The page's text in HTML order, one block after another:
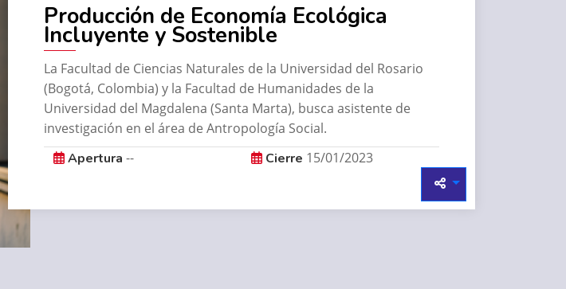
Producción de Economía Ecológica
Incluyente y Sostenible
La Facultad de Ciencias Naturales de la Universidad del Rosario
(Bogotá, Colombia) y la Facultad de Humanidades de la
Universidad del Magdalena (Santa Marta), busca asistente de
investigación en el área de Antropología Social.
Apertura -- Cierre 15/01/2023